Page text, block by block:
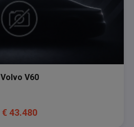
Volvo V60
€ 43.480